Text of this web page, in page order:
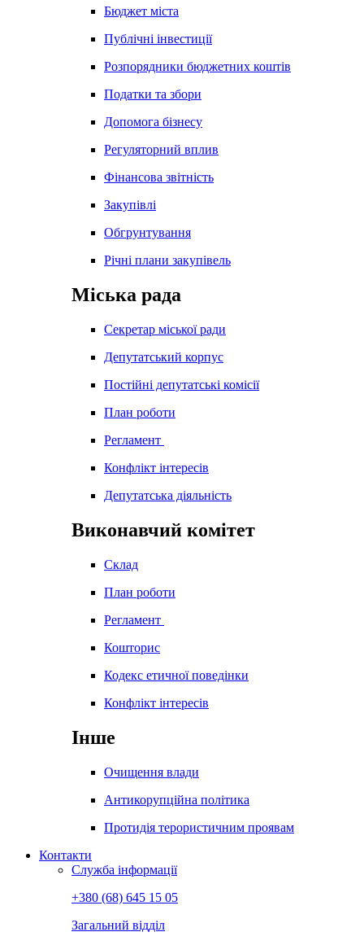
Бюджет міста
Публічні інвестиції
Розпорядники бюджетних коштів
Податки та збори
Допомога бізнесу
Регуляторний вплив
Фінансова звітність
Закупівлі
Обгрунтування
Річні плани закупівель
Міська рада
Секретар міської ради
Депутатський корпус
Постійні депутатські комісії
План роботи
Регламент
Конфлікт інтересів
Депутатська діяльність
Виконавчий комітет
Склад
План роботи
Регламент
Кошторис
Кодекс етичної поведінки
Конфлікт інтересів
Інше
Очищення влади
Антикорупційна політика
Протидія терористичним проявам
Контакти
Служба інформації
+380 (68) 645 15 05
Загальний відділ